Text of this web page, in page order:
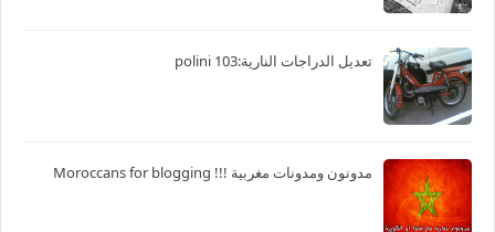
تعديل الدراجات النارية:103 polini
مدونون ومدونات مغربية !!! Moroccans for blogging